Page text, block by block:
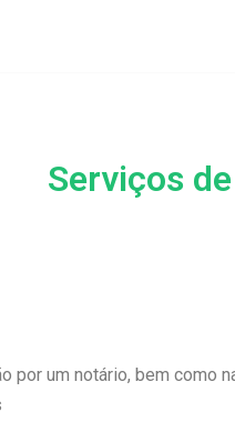
Serviços
por um notário, bem como